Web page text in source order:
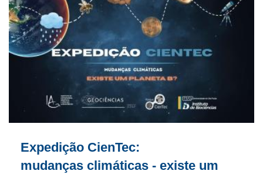
Expedição CienTec:
mudanças climáticas - existe um